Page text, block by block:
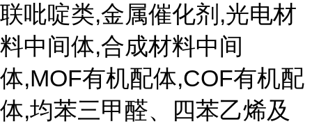
联吡啶类,金属催化剂,光电材
料中间体,合成材料中间
体,MOF有机配体,COF有机配
体,均苯三甲醛、四苯乙烯及